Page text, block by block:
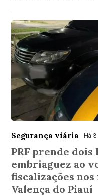
Segurança viária Há 3
PRF prende dois
embriaguez ao
fiscalizações
Valença do Piauí